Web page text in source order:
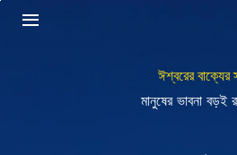
ঈশ্বরের বাক্যের
মানুষের ভাবনা বড়ই